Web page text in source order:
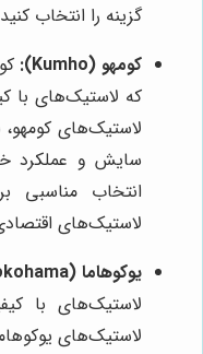
گزینه را انتخاب
کومهو (Kumho):
که لاستیک‌های با
لاستیک‌های کومهو،
سایش و عملکرد
انتخاب مناسبی
لاستیک‌های
یوکوهاما (Yokohama):
لاستیک‌های با
لاستیک‌های